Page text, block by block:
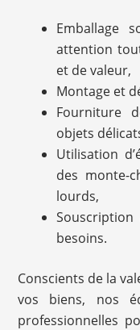
Emballage
attention
et de valeur,
Montage et
Fourniture
objets
Utilisation
des monte-
lourds,
besoins.
Conscients de la
vos biens, nos
professionnelles